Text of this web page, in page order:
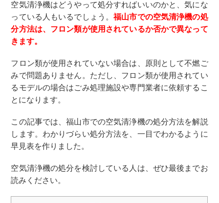
空気清浄機はどうやって処分すればいいのかと、気にな
っている人もいるでしょう。福山市での空気清浄機の処
分方法は、フロン類が使用されているか否かで異なって
きます。
フロン類が使用されていない場合は、原則として不燃ご
みで問題ありません。ただし、フロン類が使用されてい
るモデルの場合はごみ処理施設や専門業者に依頼するこ
とになります。
この記事では、福山市での空気清浄機の処分方法を解説
します。わかりづらい処分方法を、一目でわかるように
早見表を作りました。
空気清浄機の処分を検討している人は、ぜひ最後までお
読みください。